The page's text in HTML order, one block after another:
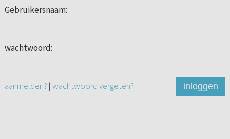
Gebruikersnaam:
wachtwoord:
aanmelden? | wachtwoord vergeten? inloggen